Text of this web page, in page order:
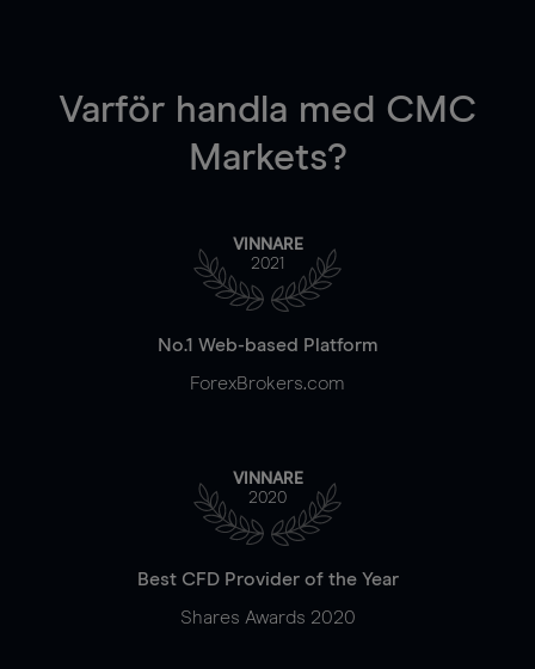
Varför handla med CMC
Markets?
VINNARE
2021
No.1 Web-based Platform
ForexBrokers.com
VINNARE
2020
Best CFD Provider of the Year
Shares Awards 2020